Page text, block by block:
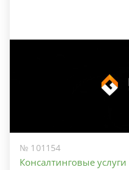
№ 101154
Консалтинговые услуги